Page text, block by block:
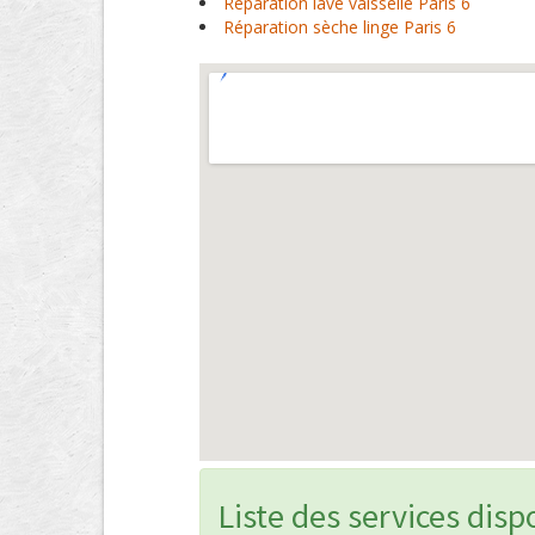
Réparation sèche linge Paris 6
Liste des services